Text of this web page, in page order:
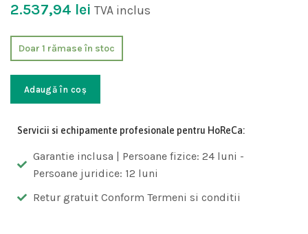
2.537,94 lei TVA inclus
Doar 1 rămase în stoc
Adaugă în coș
Servicii si echipamente profesionale pentru HoReCa:
Garantie inclusa | Persoane fizice: 24 luni -
Persoane juridice: 12 luni
Retur gratuit Conform Termeni si conditii